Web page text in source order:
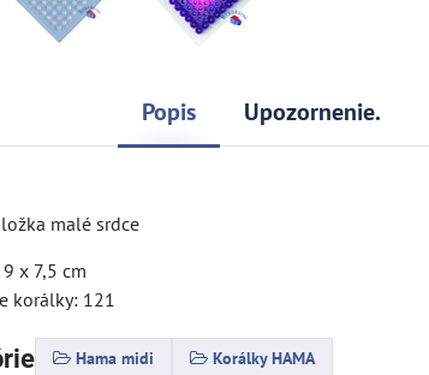
Popis Upozornenie.
malé srdce
x 7,5 cm
korálky: 121
Hama midi Korálky HAMA